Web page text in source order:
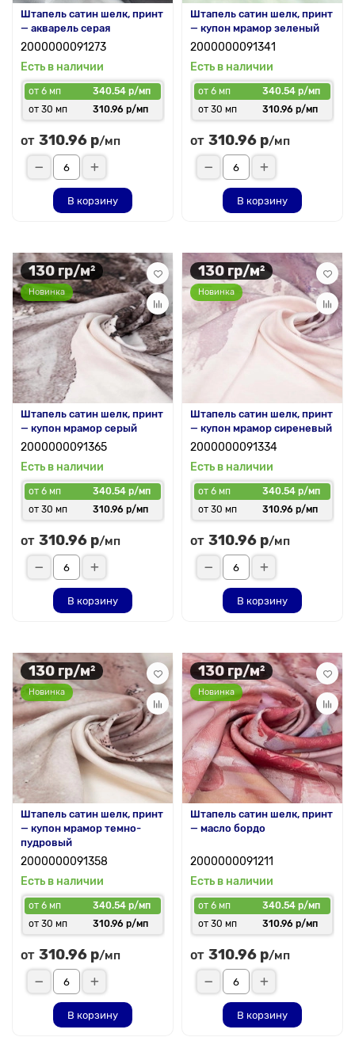
Штапель сатин шелк, принт
— акварель серая
2000000091273
Есть в наличии
от 6 мп
340.54 р/мп
от 30 мп
310.96 р/мп
от 310.96 р/мп
В корзину
Штапель сатин шелк, принт
— купон мрамор зеленый
2000000091341
Есть в наличии
от 6 мп
340.54 р/мп
от 30 мп
310.96 р/мп
от 310.96 р/мп
В корзину
130 гр/м²
Новинка
Штапель сатин шелк, принт
— купон мрамор серый
2000000091365
Есть в наличии
от 6 мп
340.54 р/мп
от 30 мп
310.96 р/мп
от 310.96 р/мп
В корзину
130 гр/м²
Новинка
Штапель сатин шелк, принт
— купон мрамор сиреневый
2000000091334
Есть в наличии
от 6 мп
340.54 р/мп
от 30 мп
310.96 р/мп
от 310.96 р/мп
В корзину
130 гр/м²
Новинка
Штапель сатин шелк, принт
— купон мрамор темно-
пудровый
2000000091358
Есть в наличии
от 6 мп
340.54 р/мп
от 30 мп
310.96 р/мп
от 310.96 р/мп
В корзину
130 гр/м²
Новинка
Штапель сатин шелк, принт
— масло бордо
2000000091211
Есть в наличии
от 6 мп
340.54 р/мп
от 30 мп
310.96 р/мп
от 310.96 р/мп
В корзину